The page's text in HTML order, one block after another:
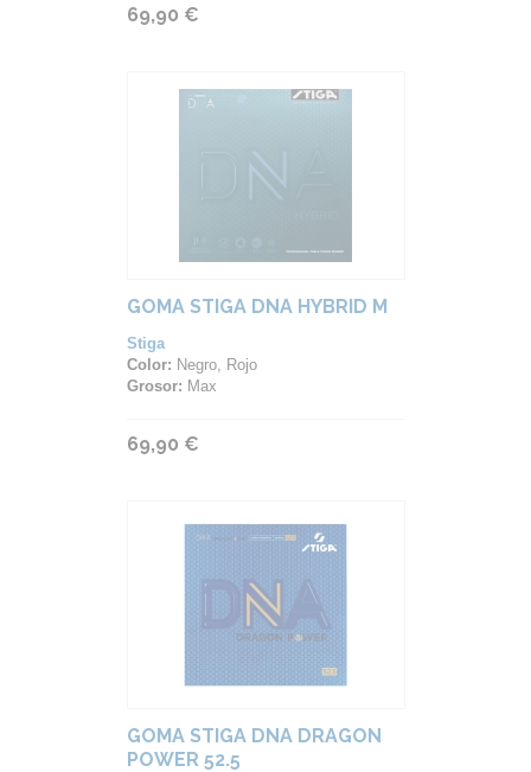
69,90 €
GOMA STIGA DNA HYBRID M
Stiga
Color: Negro, Rojo
Grosor: Max
69,90 €
GOMA STIGA DNA DRAGON
POWER 52.5